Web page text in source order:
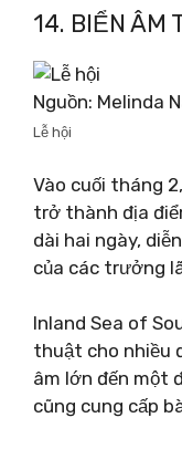
14. BIỂN ÂM
Nguồn: Melinda
Lễ hội
Vào cuối tháng
trở thành địa
dài hai ngày,
của các trưởng
Inland Sea of
thuật cho nhiều
âm lớn đến một
cũng cung cấp